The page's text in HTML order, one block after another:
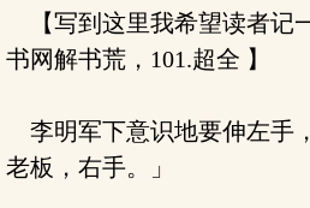
【写到这里我希望读者记
书网解书荒，101.超全 】
李明军下意识地要伸左手
老板，右手。」